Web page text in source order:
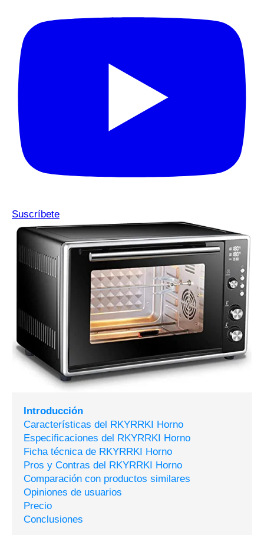
Suscríbete
Introducción
Características del RKYRRKI Horno
Especificaciones del RKYRRKI Horno
Ficha técnica de RKYRRKI Horno
Pros y Contras del RKYRRKI Horno
Comparación con productos similares
Opiniones de usuarios
Precio
Conclusiones